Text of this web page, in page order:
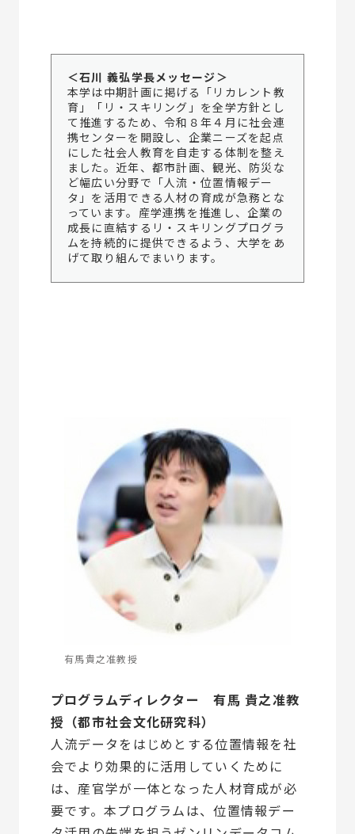
＜石川 義弘学長メッセージ＞
本学は中期計画に掲げる「リカレント教
育」「リ・スキリング」を全学方針とし
て推進するため、令和８年４月に社会連
携センターを開設し、企業ニーズを起点
にした社会人教育を自走する体制を整え
ました。近年、都市計画、観光、防災な
ど幅広い分野で「人流・位置情報デー
タ」を活用できる人材の育成が急務とな
っています。産学連携を推進し、企業の
成長に直結するリ・スキリングプログラ
ムを持続的に提供できるよう、大学をあ
げて取り組んでまいります。
有馬貴之准教授
プログラムディレクター 有馬 貴之准教
授（都市社会文化研究科）
人流データをはじめとする位置情報を社
会でより効果的に活用していくために
は、産官学が一体となった人材育成が必
要です。本プログラムは、位置情報デー